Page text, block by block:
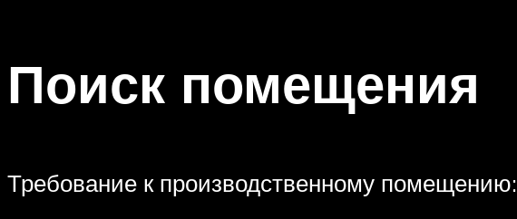
Поиск помещения
Требование к производственному помещению: